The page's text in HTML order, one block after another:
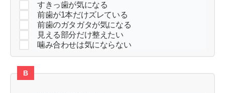
すきっ歯が気になる
前歯が1本だけズレている
前歯のガタガタが気になる
見える部分だけ整えたい
噛み合わせは気にならない
B